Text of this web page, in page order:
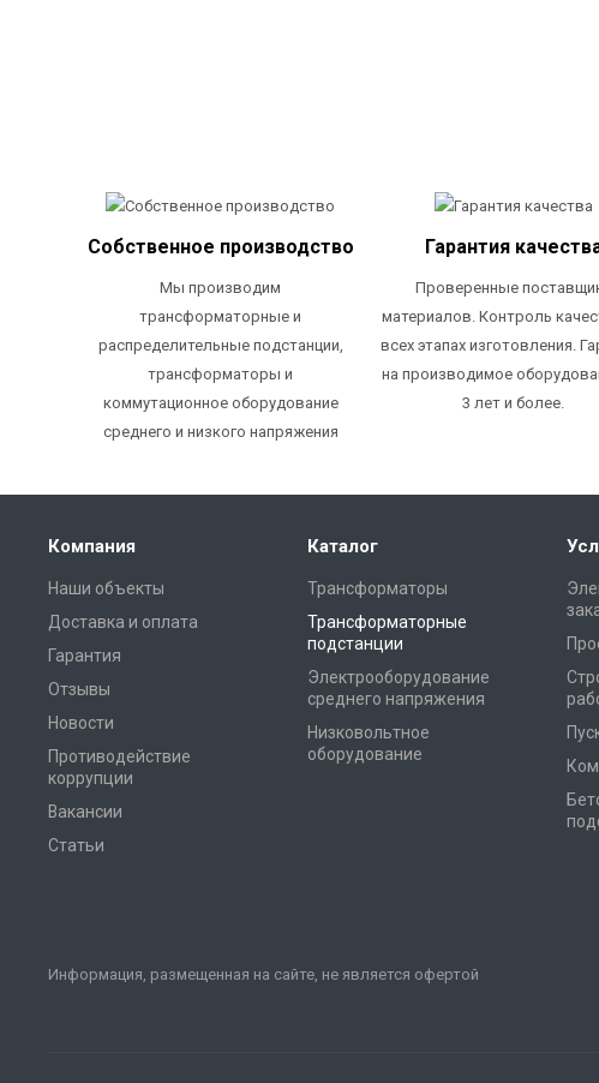
Собственное производство
Мы производим
трансформаторные и
распределительные подстанции,
трансформаторы и
коммутационное оборудование
среднего и низкого напряжения
Гарантия
Проверенные
материалов. Контроль
всех этапах изготовления.
на производимое
3 лет и более.
Компания
Наши объекты
Доставка и оплата
Гарантия
Отзывы
Новости
Противодействие
коррупции
Вакансии
Статьи
Каталог
Трансформаторы
Трансформаторные
подстанции
Электрооборудование
среднего напряжения
Низковольтное
оборудование
Информация, размещенная на сайте, не является офертой